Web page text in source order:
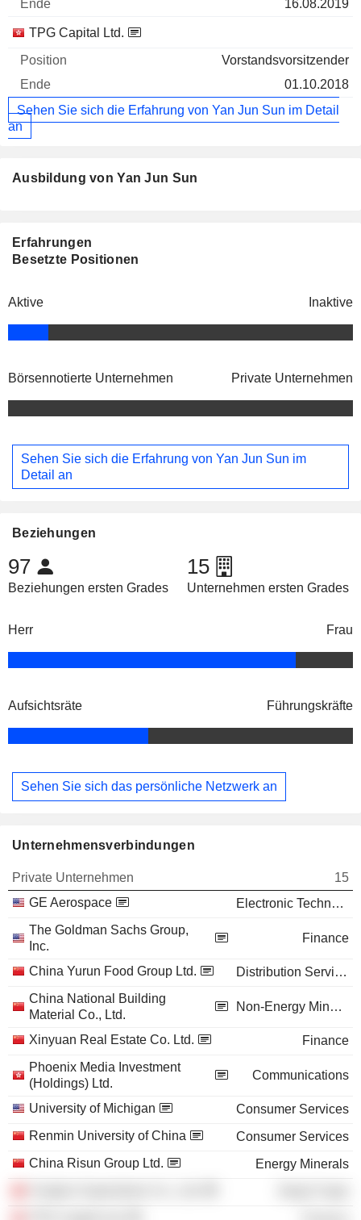
16.08.2019
TPG Capital Ltd.
Vorstandsvorsitzender
01.10.2018
Sehen Sie sich die Erfahrung von Yan Jun Sun im Detail
an
Ausbildung von Yan Jun Sun
Erfahrungen
Besetzte Positionen
Aktive Inaktive
Börsennotierte Unternehmen Private Unternehmen
Sehen Sie sich die Erfahrung von Yan Jun Sun im
Detail an
Beziehungen
97
Beziehungen ersten Grades
15
Unternehmen ersten Grades
Herr Frau
Aufsichtsräte Führungskräfte
Sehen Sie sich das persönliche Netzwerk an
Unternehmensverbindungen
Private Unternehmen
15
GE Aerospace
Electronic Technology
The Goldman Sachs Group,
Inc.
Finance
China Yurun Food Group Ltd.
Distribution Services
China National Building
Material Co., Ltd.
Non-Energy Minerals
Xinyuan Real Estate Co. Ltd.
Finance
Phoenix Media Investment
(Holdings) Ltd.
Communications
University of Michigan
Consumer Services
Renmin University of China
Consumer Services
China Risun Group Ltd.
Energy Minerals